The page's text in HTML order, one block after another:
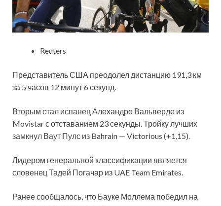
Reuters
Представитель США преодолел дистанцию 191,3 км
за 5 часов 12 минут 6 секунд.
Вторым стал испанец Алехандро Вальверде из
Movistar с отставанием 23 секунды. Тройку лучших
замкнул Ваут Пулс из Bahrain — Victorious (+1,15).
Лидером генеральной классификации является
словенец Тадей Погачар из UAE Team Emirates.
Ранее сообщалось, что Бауке Моллема победил на